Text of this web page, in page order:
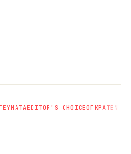
EDITOR'S CHOICEΟΓΚΡΑΤΕΝ